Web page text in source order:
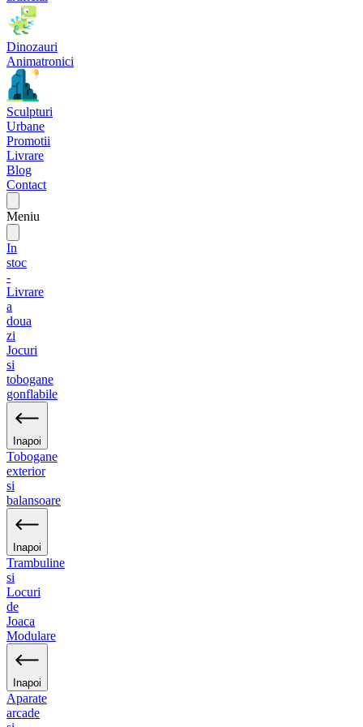
Dinozauri
Animatronici
Sculpturi
Urbane
Promotii
Livrare
Blog
Contact
Meniu
In
stoc
-
Livrare
a
doua
zi
Jocuri
si
tobogane
gonflabile
Inapoi
Tobogane
exterior
si
balansoare
Inapoi
Trambuline
si
Locuri
de
Joaca
Modulare
Inapoi
Aparate
arcade